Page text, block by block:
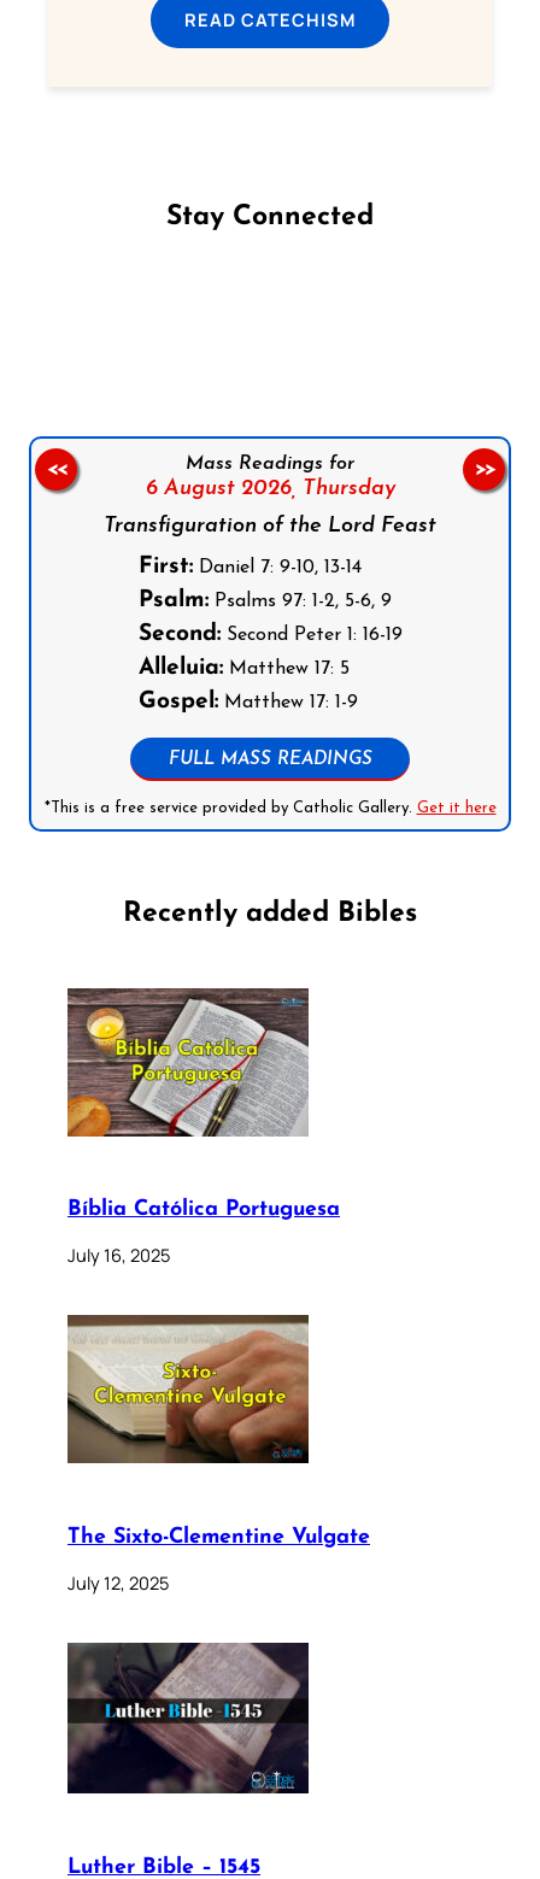
READ CATECHISM
Stay Connected
Mass Readings for
6 August 2026, Thursday
Transfiguration of the Lord Feast
First:Daniel 7: 9-10, 13-14
Psalm:Psalms 97: 1-2, 5-6, 9
Second:Second Peter 1: 16-19
Alleluia:Matthew 17: 5
Gospel:Matthew 17: 1-9
FULL MASS READINGS
*This is a free service provided by Catholic Gallery. Get it here
<< >>
Recently added Bibles
Bíblia Católica Portuguesa
July 16, 2025
The Sixto-Clementine Vulgate
July 12, 2025
Luther Bible – 1545